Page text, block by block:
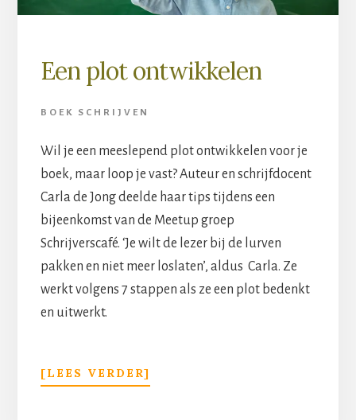
Een plot ontwikkelen
BOEK SCHRIJVEN
Wil je een meeslepend plot ontwikkelen voor je
boek, maar loop je vast? Auteur en schrijfdocent
Carla de Jong deelde haar tips tijdens een
bijeenkomst van de Meetup groep
Schrijverscafé. ‘Je wilt de lezer bij de lurven
pakken en niet meer loslaten’, aldus Carla. Ze
werkt volgens 7 stappen als ze een plot bedenkt
en uitwerkt.
[LEES VERDER]